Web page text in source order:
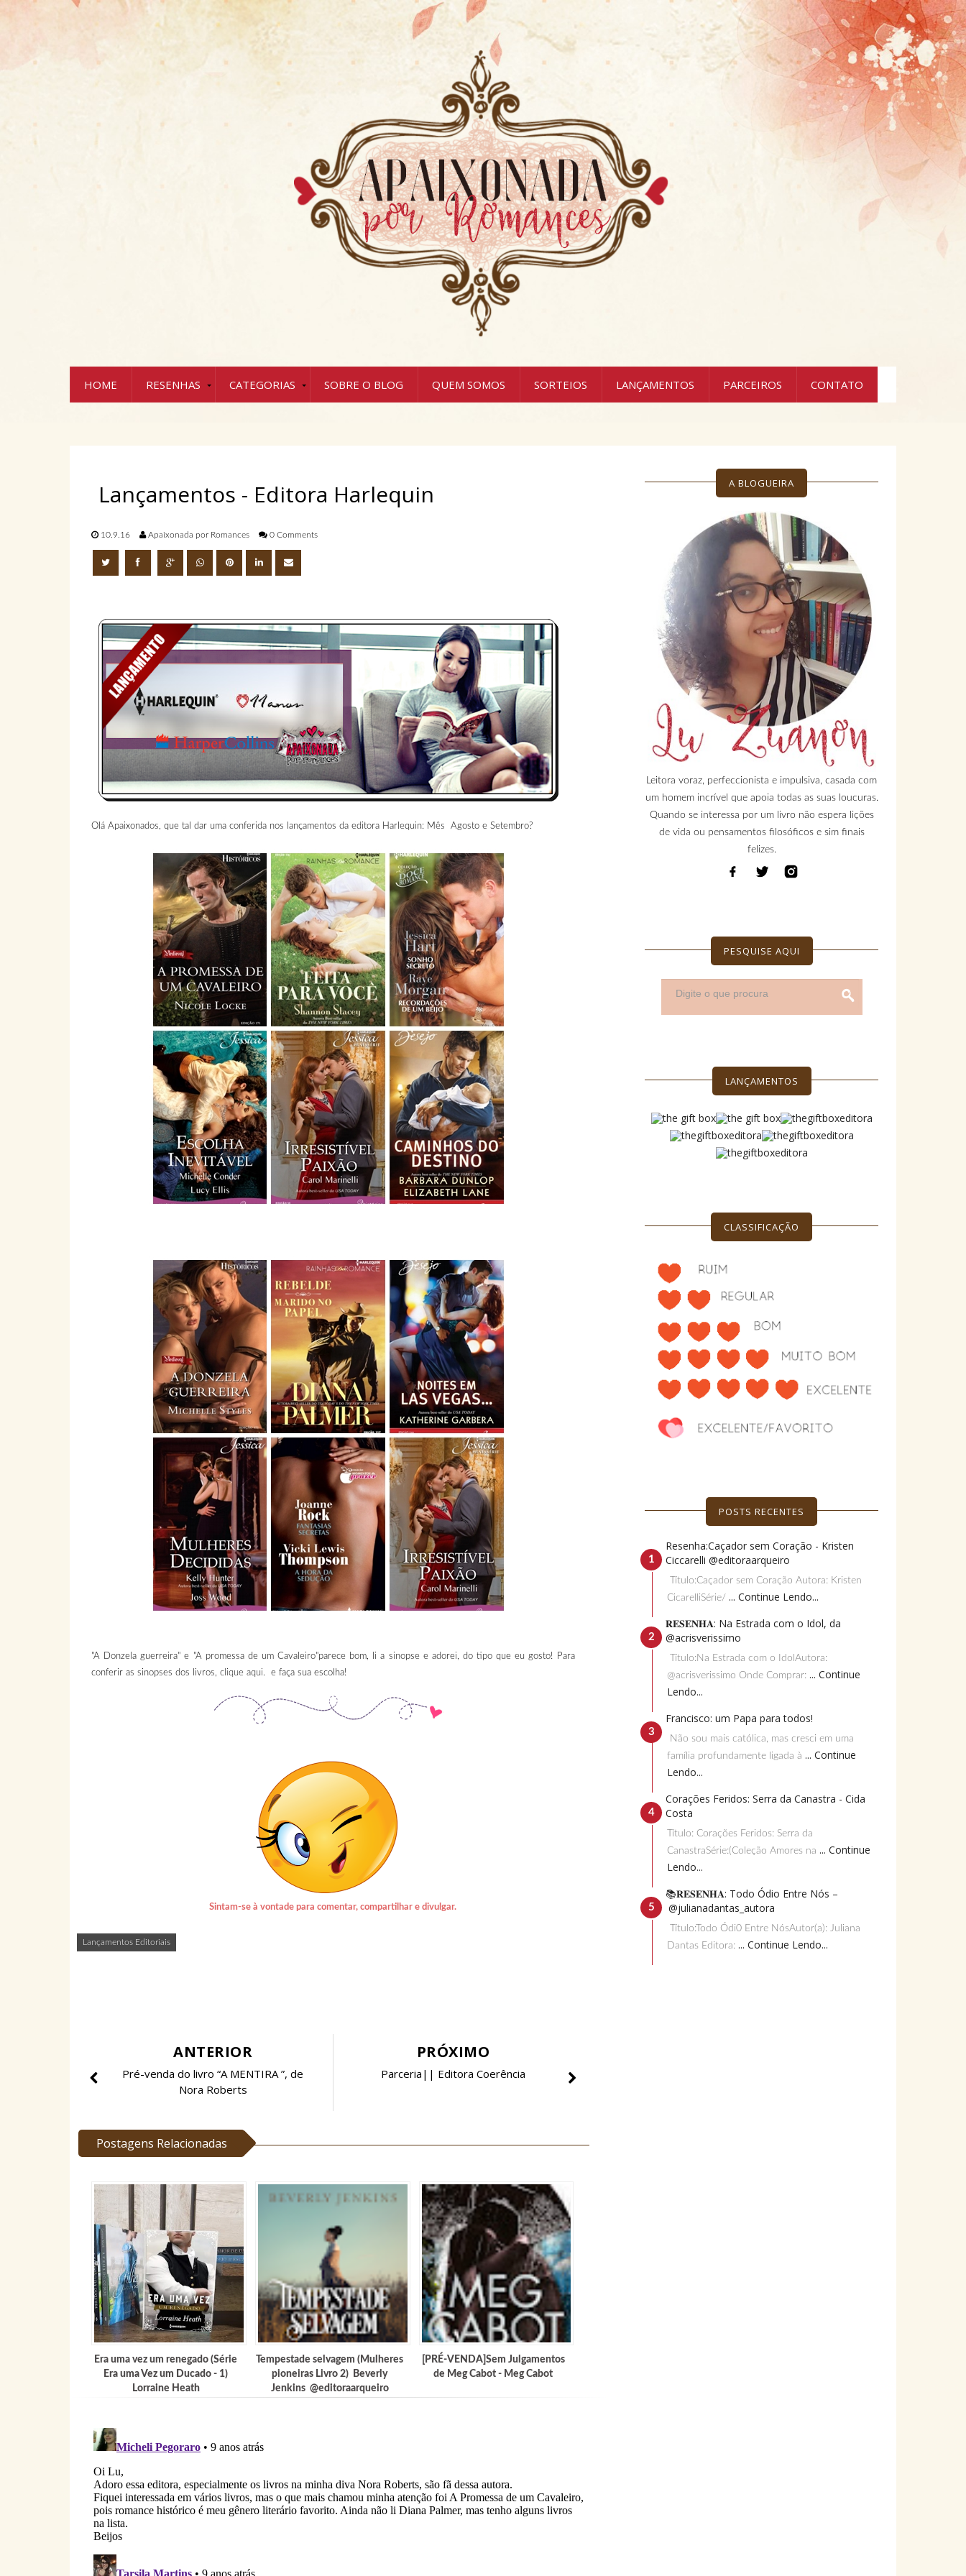
HOME RESENHAS CATEGORIAS SOBRE O BLOG QUEM SOMOS SORTEIOS LANÇAMENTOS PARCEIROS CONTATO
Lançamentos Editoriais
Lançamentos - Editora Harlequin
10.9.16 Apaixonada por Romances 0 Comments
Olá Apaixonados, que tal dar uma conferida nos lançamentos da editora Harlequin: Mês Agosto e Setembro?
"A Donzela guerreira" e "A promessa de um Cavaleiro"parece bom, li a sinopse e adorei, do tipo que eu gosto! Para
conferir as sinopses dos livros, clique aqui. e faça sua escolha!
Sintam-se à vontade para comentar, compartilhar e divulgar.
PRÓXIMO
Parceria|| Editora Coerência
ANTERIOR
Pré-venda do livro “A MENTIRA ”, de
Nora Roberts
Postagens Relacionadas
Era uma vez um renegado (Série
Era uma Vez um Ducado - 1)
Lorraine Heath
Tempestade selvagem (Mulheres
pioneiras Livro 2) Beverly
Jenkins @editoraarqueiro
[PRÉ-VENDA]Sem Julgamentos
de Meg Cabot - Meg Cabot
A BLOGUEIRA
Leitora voraz, perfeccionista e impulsiva, casada com
um homem incrível que apoia todas as suas loucuras.
Quando se interessa por um livro não espera lições
de vida ou pensamentos filosóficos e sim finais
felizes.
PESQUISE AQUI
LANÇAMENTOS
CLASSIFICAÇÃO
POSTS RECENTES
Resenha:Caçador sem Coração - Kristen
Ciccarelli @editoraarqueiro
Título:Caçador sem Coração Autora: Kristen
CicarelliSérie/ ... Continue Lendo...
𝐑𝐄𝐒𝐄𝐍𝐇𝐀: Na Estrada com o Idol, da
@acrisverissimo
Título:Na Estrada com o IdolAutora:
@acrisverissimo Onde Comprar: ... Continue
Lendo...
Francisco: um Papa para todos!
Não sou mais católica, mas cresci em uma
família profundamente ligada à ... Continue
Lendo...
Corações Feridos: Serra da Canastra - Cida
Costa
Título: Corações Feridos: Serra da
CanastraSérie:(Coleção Amores na ... Continue
Lendo...
📚𝐑𝐄𝐒𝐄𝐍𝐇𝐀: Todo Ódio Entre Nós –
@julianadantas_autora
Título:Todo Ódi0 Entre NósAutor(a): Juliana
Dantas Editora: ... Continue Lendo...